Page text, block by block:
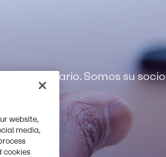
Somos su socio
website,
media,
cookies